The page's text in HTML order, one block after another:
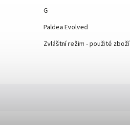
G
Paldea Evolved
Zvláštní režim - použité zboží